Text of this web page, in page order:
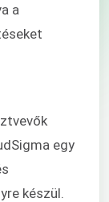
a
egy
készül.